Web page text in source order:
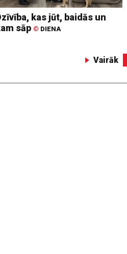
kas jūt, baidās un
sāp © DIENA
Vairāk